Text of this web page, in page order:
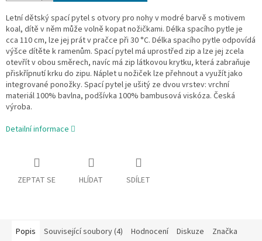
Letní dětský spací pytel s otvory pro nohy v modré barvě s motivem
koal, dítě v něm může volně kopat nožičkami. Délka spacího pytle je
cca 110 cm, lze jej prát v pračce při 30 °C. Délka spacího pytle odpovídá
výšce dítěte k ramenům. Spací pytel má uprostřed zip a lze jej zcela
otevřít v obou směrech, navíc má zip látkovou krytku, která zabraňuje
přiskřípnutí krku do zipu. Náplet u nožiček lze přehnout a využít jako
integrované ponožky. Spací pytel je ušitý ze dvou vrstev: vrchní
materiál 100% bavlna, podšívka 100% bambusová viskóza. Česká
výroba.
Detailní informace
ZEPTAT SE HLÍDAT SDÍLET
Popis Související soubory (4) Hodnocení Diskuze Značka